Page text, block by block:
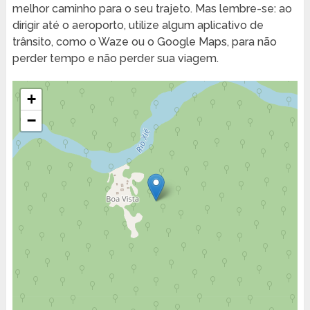
melhor caminho para o seu trajeto. Mas lembre-se: ao
dirigir até o aeroporto, utilize algum aplicativo de
trânsito, como o Waze ou o Google Maps, para não
perder tempo e não perder sua viagem.
+
−